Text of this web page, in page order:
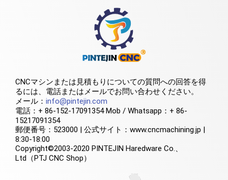
CNCマシンまたは見積もりについての質問への回答を得
るには、電話またはメールでお問い合わせください。
メール： info@pintejin.com
電話：+ 86-152-17091354 Mob / Whatsapp：+ 86-
15217091354
郵便番号：523000 | 公式サイト：www.cncmachining.jp |
8:30-18:00
Copyright©2003-2020 PINTEJIN Haredware Co.、
Ltd（PTJ CNC Shop）